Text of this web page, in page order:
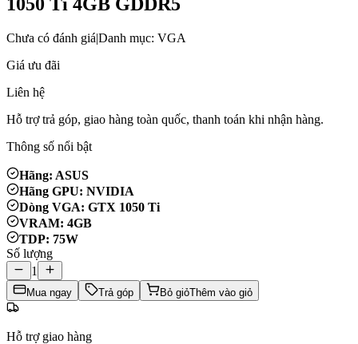
Chưa có đánh giá|Danh mục: VGA
Giá ưu đãi
Liên hệ
Hỗ trợ trả góp, giao hàng toàn quốc, thanh toán khi nhận hàng.
Thông số nổi bật
Hãng: ASUS
Hãng GPU: NVIDIA
Dòng VGA: GTX 1050 Ti
VRAM: 4GB
TDP: 75W
Số lượng
1
Mua ngay Trả góp Bỏ giỏThêm vào giỏ
Hỗ trợ giao hàng